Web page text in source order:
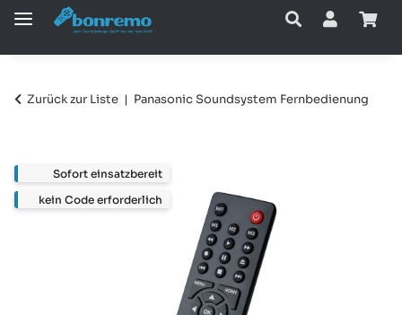
Zurück zur Liste Panasonic Soundsystem Fernbedienung